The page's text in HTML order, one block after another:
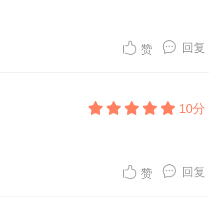
回复
赞
10分
回复
赞